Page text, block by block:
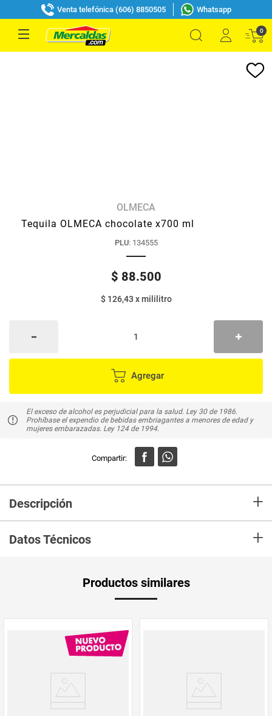
Venta telefónica (606) 8850505 Whatsapp
0
OLMECA
Tequila OLMECA chocolate x700 ml
PLU: 134555
$ 88.500
$ 126,43 xmililitro
Agregar
El exceso de alcohol es perjudicial para la salud. Ley 30 de 1986.
Prohíbase el expendio de bebidas embriagantes a menores de edad y
mujeres embarazadas. Ley 124 de 1994.
Descripción +
creando el único olmeca Dark Chocolate.
Como resultado de la inesperada combinación entre lo dulce y lo fresco,
Datos Técnicos +
700
PUM - Unidad
de Medida
Productos similares